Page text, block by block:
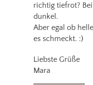
richtig tiefrot?
dunkel.
Aber egal ob
es schmeckt. :)
Liebste Grüße
Mara